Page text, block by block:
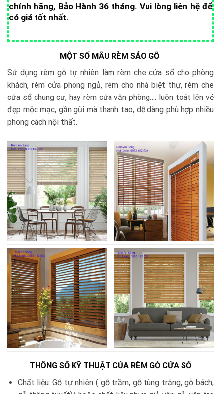
chính hãng, Bảo Hành 36 tháng. Vui lòng liên hệ để
có giá tốt nhất.
MỘT SỐ MẪU RÈM SÁO GỖ
Sử dụng rèm gỗ tự nhiên làm rèm che cửa sổ cho phòng
khách, rèm cửa phòng ngủ, rèm cho nhà biệt thự, rèm che
cửa sổ chung cư, hay rèm cửa văn phòng…. luôn toát lên vẻ
đẹp mộc mạc, gần gũi mà thanh tao, dễ dàng phù hợp nhiều
phong cách nội thất.
THÔNG SỐ KỸ THUẬT CỦA RÈM GỖ CỬA SỔ
Chất liệu: Gỗ tự nhiên ( gỗ trầm, gỗ tùng trắng, gỗ bách,